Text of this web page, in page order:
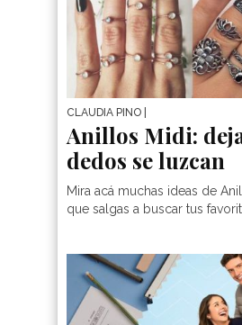
CLAUDIA PINO
Anillos Midi:
dedos se luzcan
Mira acá muchas ideas de
que salgas a buscar tus